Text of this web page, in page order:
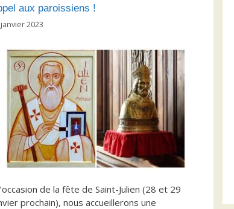
aux paroissiens !
janvier 2023
de la fête de Saint-Julien (28 et 29
prochain), nous accueillerons une